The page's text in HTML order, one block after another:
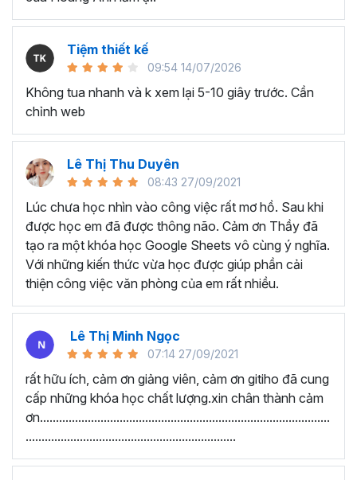
dụng đã lâu nhưng chỉ biết đến các kỹ năng cơ bản,
chưa biết cách tối ưu cho công việc.
Nhân viên văn phòng, người thường xuyên phải làm
việc với dữ liệu, phân tích và báo cáo cho quản lý.
Excel để quản lý dữ liệu, lên kế hoạch tài chính, phân
tích và đưa ra quyết định kinh doanh,...
Sinh viên, giảng viên cần sử dụng Google Sheet
phục vụ mục đích học tập và nghiên cứu, chia sẻ và
quản lý tài liệu, làm bài tập nhóm,...
….
Kết thúc chương trình Google
Sheets này bạn sẽ thành
thạo:
Tổng quan về Google Sheets, cách chia sẻ tài liệu và làm
việc nhóm
Google Sheets Cơ bản - Nhập dữ liệu, kẻ bảng và một số
chức năng cơ bản
Thu thập thông tin và xử lý thông tin bằng các hàm xử lý
dữ liệu
Kiến thức Google Sheets nâng cao
Tiệm thiết kế
09:54 14/07/2026
Không tua nhanh và k xem lại 5-10 giây trước. Cần
chỉnh web
Lê Thị Thu Duyên
08:43 27/09/2021
Lúc chưa học nhìn vào công việc rất mơ hồ. Sau khi
được học em đã được thông não. Cảm ơn Thầy đã
tạo ra một khóa học Google Sheets vô cùng ý nghĩa.
Với những kiến thức vừa học được giúp phần cải
thiện công việc văn phòng của em rất nhiều.
Lê Thị Minh Ngọc
07:14 27/09/2021
rất hữu ích, cảm ơn giảng viên, cảm ơn gitiho đã cung
cấp những khóa học chất lượng.xin chân thành cảm
ơn...........................................................................................
..................................................................